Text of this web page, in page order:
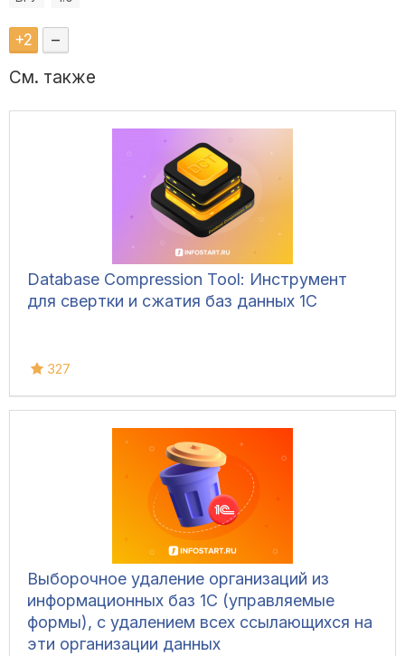
+2 –
См. также
Database Compression Tool: Инструмент
для свертки и сжатия баз данных 1С
327
Выборочное удаление организаций из
информационных баз 1С (управляемые
формы), с удалением всех ссылающихся на
эти организации данных